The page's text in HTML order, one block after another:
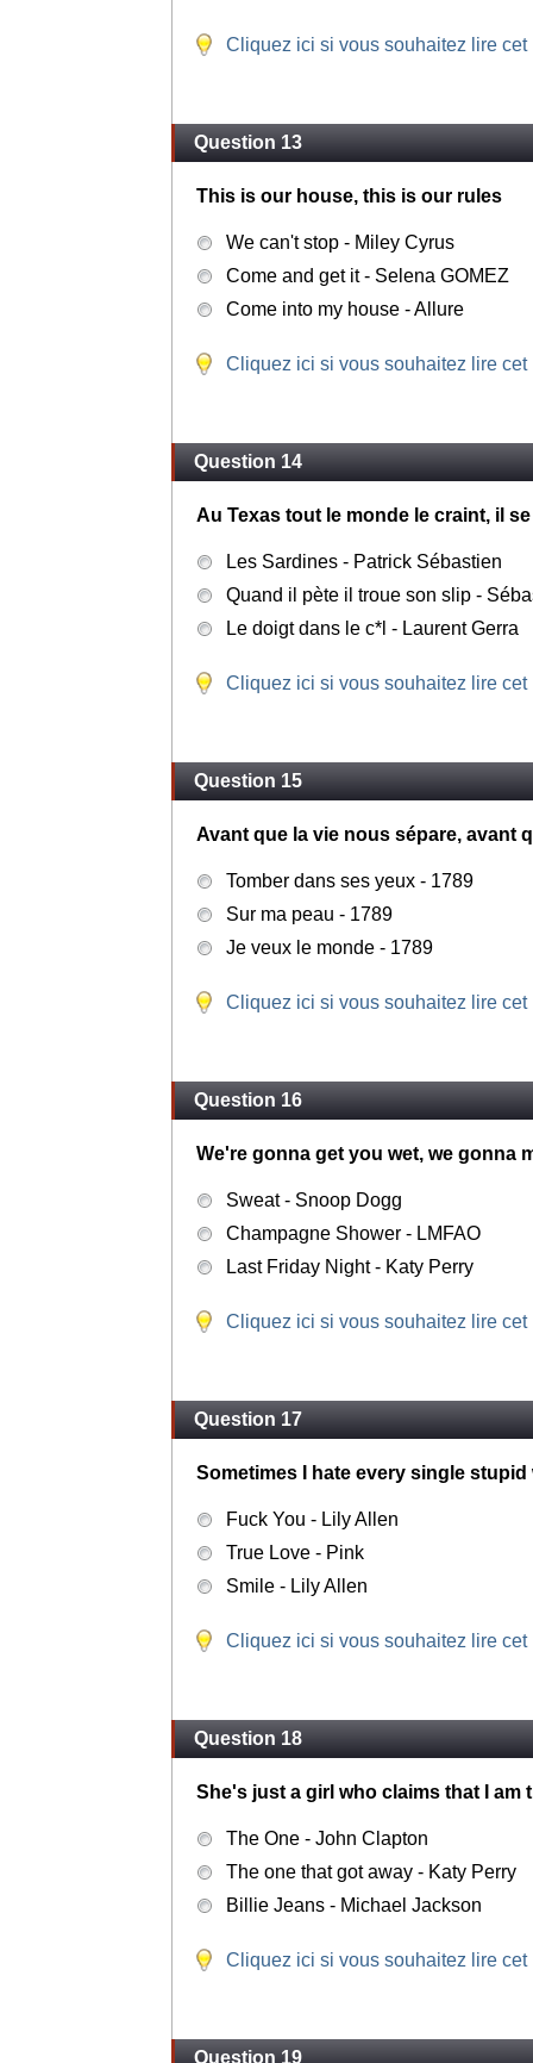
Cliquez ici si vous souhaitez lire cet
Question 13
This is our house, this is our rules
We can't stop - Miley Cyrus
Come and get it - Selena GOMEZ
Come into my house - Allure
Cliquez ici si vous souhaitez lire cet
Question 14
Au Texas tout le monde le craint, il
Les Sardines - Patrick Sébastien
Quand il pète il troue son slip -
Le doigt dans le c*l - Laurent Gerra
Cliquez ici si vous souhaitez lire cet
Question 15
Avant que la vie nous sépare, avant
Tomber dans ses yeux - 1789
Sur ma peau - 1789
Je veux le monde - 1789
Cliquez ici si vous souhaitez lire cet
Question 16
We're gonna get you wet, we gonna
Sweat - Snoop Dogg
Champagne Shower - LMFAO
Last Friday Night - Katy Perry
Cliquez ici si vous souhaitez lire cet
Question 17
Sometimes I hate every single
Fuck You - Lily Allen
True Love - Pink
Smile - Lily Allen
Cliquez ici si vous souhaitez lire cet
Question 18
She's just a girl who claims that I am
The One - John Clapton
The one that got away - Katy Perry
Billie Jeans - Michael Jackson
Cliquez ici si vous souhaitez lire cet
Question 19